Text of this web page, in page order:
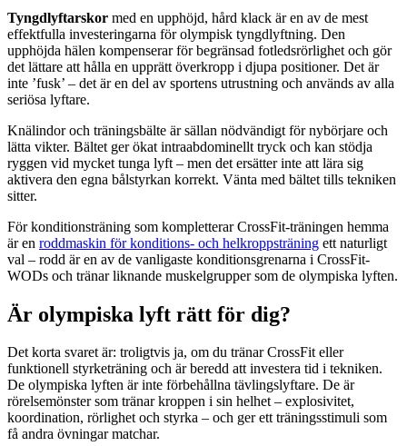
Tyngdlyftarskor med en upphöjd, hård klack är en av de mest
effektfulla investeringarna för olympisk tyngdlyftning. Den
upphöjda hälen kompenserar för begränsad fotledsrörlighet och gör
det lättare att hålla en upprätt överkropp i djupa positioner. Det är
inte ’fusk’ – det är en del av sportens utrustning och används av alla
seriösa lyftare.
Knälindor och träningsbälte är sällan nödvändigt för nybörjare och
lätta vikter. Bältet ger ökat intraabdominellt tryck och kan stödja
ryggen vid mycket tunga lyft – men det ersätter inte att lära sig
aktivera den egna bålstyrkan korrekt. Vänta med bältet tills tekniken
sitter.
För konditionsträning som kompletterar CrossFit-träningen hemma
är en roddmaskin för konditions- och helkroppsträning ett naturligt
val – rodd är en av de vanligaste konditionsgrenarna i CrossFit-
WODs och tränar liknande muskelgrupper som de olympiska lyften.
Är olympiska lyft rätt för dig?
Det korta svaret är: troligtvis ja, om du tränar CrossFit eller
funktionell styrketräning och är beredd att investera tid i tekniken.
De olympiska lyften är inte förbehållna tävlingslyftare. De är
rörelsemönster som tränar kroppen i sin helhet – explosivitet,
koordination, rörlighet och styrka – och ger ett träningsstimuli som
få andra övningar matchar.